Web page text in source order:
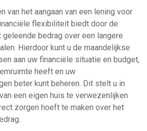
van het aangaan van een lening voor
flexibiliteit biedt door de
bedrag over een langere
Hierdoor kunt u de maandelijkse
aan uw financiële situatie en budget,
heeft en uw
beter kunt beheren. Dit stelt u in
een eigen huis te verwezenlijken
zorgen hoeft te maken over het